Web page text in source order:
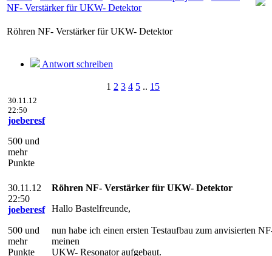
NF- Verstärker für UKW- Detektor
Röhren NF- Verstärker für UKW- Detektor
Antwort schreiben
1 2 3 4 5 .. 15
30.11.12
22:50
joeberesf
500 und
mehr
Punkte
30.11.12
22:50
joeberesf
500 und
mehr
Punkte
Röhren NF- Verstärker für UKW- Detektor
Hallo Bastelfreunde,
nun habe ich einen ersten Testaufbau zum anvisierten
meinen
UKW- Resonator aufgebaut.